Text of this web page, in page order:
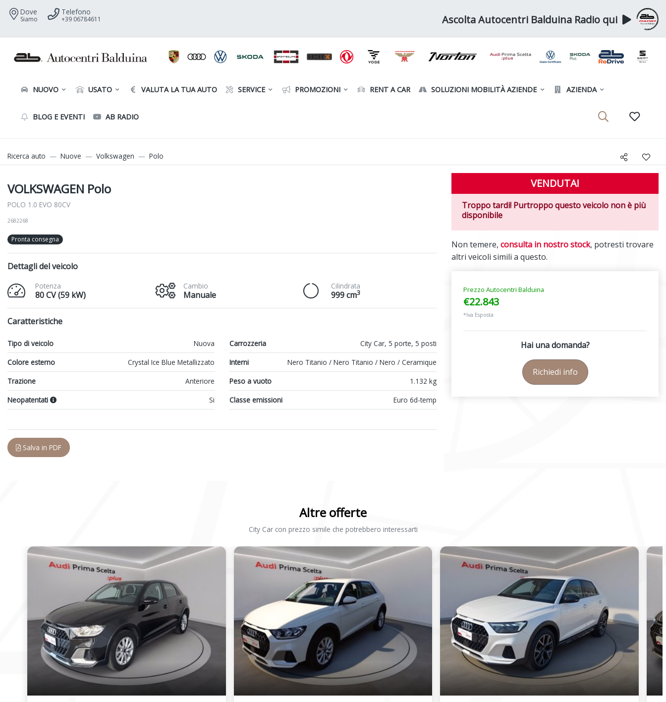
Dove
Siamo
Telefono
+39 06784611 Ascolta Autocentri Balduina Radio qui
NUOVO USATO VALUTA LA TUA AUTO SERVICE PROMOZIONI RENT A CAR SOLUZIONI MOBILITÀ AZIENDE AZIENDA
BLOG E EVENTI AB RADIO
Ricerca auto Nuove Volkswagen Polo
VOLKSWAGEN Polo
POLO 1.0 EVO 80CV
2682268
Pronta consegna
Dettagli del veicolo
Potenza
80 CV (59 kW)
Cambio
Manuale
Cilindrata
999 cm3
Caratteristiche
Tipo di veicolo Nuova Carrozzeria
City Car, 5 porte, 5 posti
Colore esterno
Crystal Ice Blue Metallizzato Interni
Nero Titanio / Nero Titanio / Nero / Ceramique
Trazione
Anteriore Peso a vuoto
1.132 kg
Neopatentati
Si Classe emissioni Euro 6d-temp
Salva in PDF
VENDUTA!
Troppo tardi! Purtroppo questo veicolo non è più
disponibile
Non temere, consulta in nostro stock, potresti trovare
altri veicoli simili a questo.
Prezzo Autocentri Balduina
€22.843
*Iva Esposta
Hai una domanda?
Richiedi info
Altre offerte
City Car con prezzo simile che potrebbero interessarti